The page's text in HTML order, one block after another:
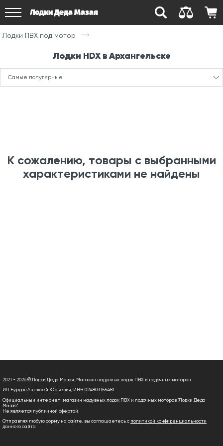
Лодки Деда Мазая
Лодки ПВХ под мотор
Лодки HDX в Архангельске
Самые популярные
К сожалению, товары с выбранными
характеристиками не найдены
2021 - 2026 © Лодки Деда Мазая. Магазин надувных лодок ПВХ и лодочных моторов
ИП Бурдов Алексей Юрьевич, ИНН 024803155481
Официальный интернет-магазин надувных лодок ПВХ и лодочных моторов "Лодки Деда
Мазая"
Не является публичной офертой.
Отправляя любую форму на сайте, вы соглашаетесь с политикой конфиденциальности
данного сайта